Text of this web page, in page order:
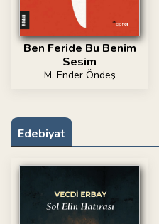
Ben Feride Bu Benim
Sesim
M. Ender Öndeş
Edebiyat